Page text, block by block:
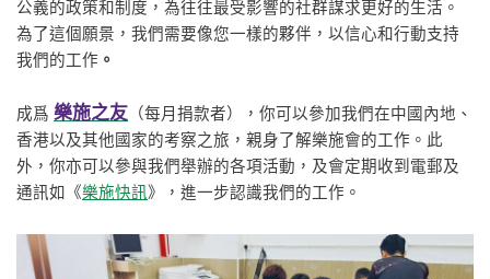
公義的政策和制度，為往往最受影響的社群謀求更好的生活。
為了這個願景，我們需要像您一樣的夥伴，以信心和行動支持
我們的工作 。
成爲 樂施之友 （每月捐款者），你可以參加我們在中國內地、
香港以及其他國家的考察之旅，親身了解樂施會的工作。此
外，你亦可以參與我們舉辦的各項活動，及會定期收到電郵及
通訊如《樂施快訊》，進一步認識我們的工作。